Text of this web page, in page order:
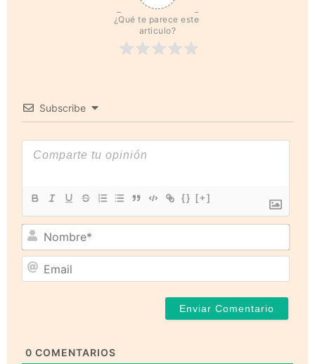
¿Qué te parece este
articulo?
Subscribe
{} [+]
0 COMENTARIOS